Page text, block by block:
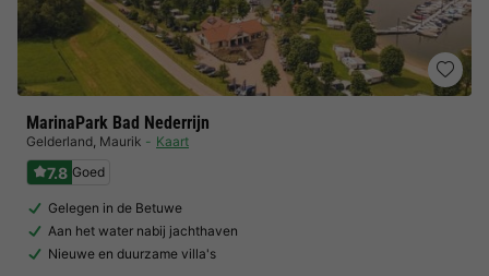
MarinaPark Bad Nederrijn
Gelderland, Maurik Kaart
7.8 Goed
Gelegen in de Betuwe
Aan het water nabij jachthaven
Nieuwe en duurzame villa's